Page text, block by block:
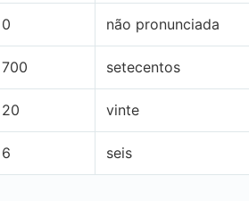
0 não pronunciada
700 setecentos
20 vinte
6 seis